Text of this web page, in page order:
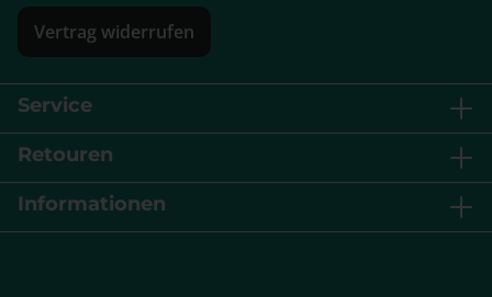
Vertrag widerrufen
Service
Retouren
Informationen